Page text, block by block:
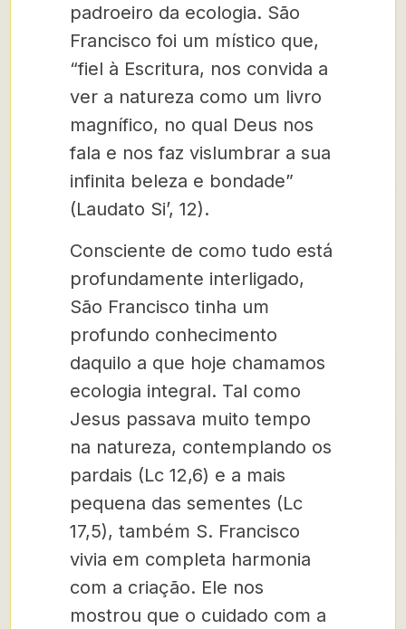
padroeiro da ecologia. São
Francisco foi um místico que,
“fiel à Escritura, nos convida a
ver a natureza como um livro
magnífico, no qual Deus nos
fala e nos faz vislumbrar a sua
infinita beleza e bondade”
(Laudato Si’, 12).
Consciente de como tudo está
profundamente interligado,
São Francisco tinha um
profundo conhecimento
daquilo a que hoje chamamos
ecologia integral. Tal como
Jesus passava muito tempo
na natureza, contemplando os
pardais (Lc 12,6) e a mais
pequena das sementes (Lc
17,5), também S. Francisco
vivia em completa harmonia
com a criação. Ele nos
mostrou que o cuidado com a